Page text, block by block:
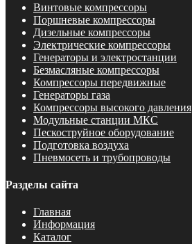
Винтовые компрессоры
Поршневые компрессоры
Дизельные компрессоры
Электрические компрессоры
Генераторы и электростанции
Безмасляные компрессоры
Компрессоры передвижные
Генераторы газа
Компрессоры высокого давления
Модульные станции МКС
Пескоструйное оборудование
Подготовка воздуха
Пневмосеть и трубопроводы
Разделы сайта
Главная
Информация
Каталог